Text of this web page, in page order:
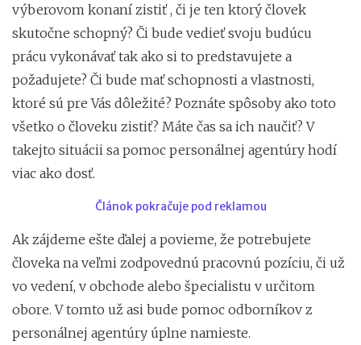
výberovom konaní zistiť , či je ten ktorý človek
skutočne schopný? Či bude vedieť svoju budúcu
prácu vykonávať tak ako si to predstavujete a
požadujete? Či bude mať schopnosti a vlastnosti,
ktoré sú pre Vás dôležité? Poznáte spôsoby ako toto
všetko o človeku zistiť? Máte čas sa ich naučiť? V
takejto situácii sa pomoc personálnej agentúry hodí
viac ako dosť.
Článok pokračuje pod reklamou
Ak zájdeme ešte ďalej a povieme, že potrebujete
človeka na veľmi zodpovednú pracovnú pozíciu, či už
vo vedení, v obchode alebo špecialistu v určitom
obore. V tomto už asi bude pomoc odborníkov z
personálnej agentúry úplne namieste.